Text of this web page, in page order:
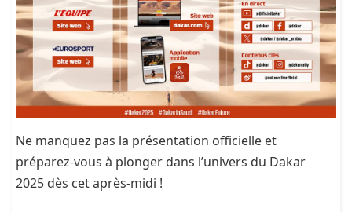
Ne manquez pas la présentation officielle et
préparez-vous à plonger dans l’univers du Dakar
2025 dès cet après-midi !